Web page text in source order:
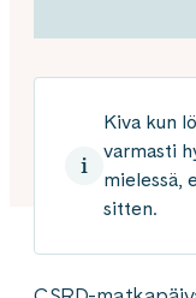
Kiva kun
varmasti
mielessä,
sitten.